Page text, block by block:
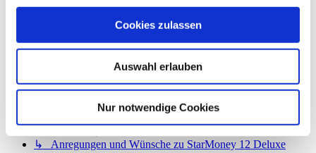
Cookies zulassen
Auswahl erlauben
Nur notwendige Cookies
↳ Allgemeine Fragen zu StarMoney 12 Basic
↳ Installation von StarMoney 12 Basic
↳ StarMoney 12 Basic und Institute
↳ Anregungen und Wünsche zu StarMoney 12 Basic
↳ Allgemeine Fragen zu StarMoney 12 Deluxe
↳ Installation von StarMoney 12 Deluxe
↳ Bedienung von StarMoney 12 Deluxe
↳ Anregungen und Wünsche zu StarMoney 12 Deluxe